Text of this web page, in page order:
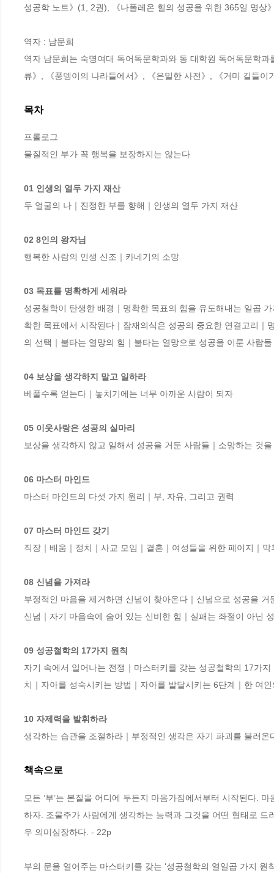
성공학 노트》(1, 2권), 《나폴레온 힐의 성공을 위한 365일 명상
역자 : 남문희
역자 남문희는 숙명여대 독어독문학과와 동 대학원 독어독문학
류》, 《풍뎅이의 나라들에서》, 《은밀한 사전》, 《거미 길들이
목차
프롤로그
물질적인 부가 꼭 행복을 보장하지는 않는다
01 인생의 열두 가지 재산
두 얼굴의 나｜진정한 부를 향해｜인생의 열두 가지 재산
02 8인의 왕자님
행복한 사람의 인생 신조｜카네기의 소망
03 목표를 명확하게 세워라
성공철학이 탄생한 배경｜명확한 목표의 힘을 유도해내는 일곱
확한 목표에서 시작된다｜잠재의식은 성공의 중요한 연결고리
의 선택｜불타는 열망의 힘｜불타는 열망으로 성공을 이룬 사람들
04 보상을 생각하지 말고 일하라
베풀수록 얻는다｜놓치기에는 너무 아까운 사람이 되자
05 이웃사랑은 성공의 실마리
보상을 생각하지 않고 일해서 성공을 거둔 사람들｜소망하는 것
06 마스터 마인드
마스터 마인드의 다섯 가지 원리｜부, 자유, 그리고 권력
07 마스터 마인드 갖기
직장｜배움｜정치｜사교 모임｜결혼｜여성들을 위한 페이지｜
08 신념을 가져라
부정적인 마음을 제거하면 신념이 찾아온다｜신념으로 성공을
신념｜자기 마음속에 숨어 있는 신비한 힘｜실패는 좌절이 아닌
09 성공철학의 17가지 원칙
자기 속에서 일어나는 전쟁｜마스터키를 갖는 성공철학의 17가
치｜자아를 성숙시키는 방법｜자아를 발달시키는 6단계｜한 여
10 자제력을 발휘하라
생각하는 습관을 조절하라｜부정적인 생각은 자기 파괴를 불러온
책속으로
모든 ‘부’는 본질을 어디에 두든지 마음가짐에서부터 시작된다.
하자. 조물주가 사람에게 생각하는 능력과 그것을 어떤 형태로
우 의미심장하다. - 22p
부의 문을 열어주는 마스터키를 갖는 ‘성공철학의 열일곱 가지